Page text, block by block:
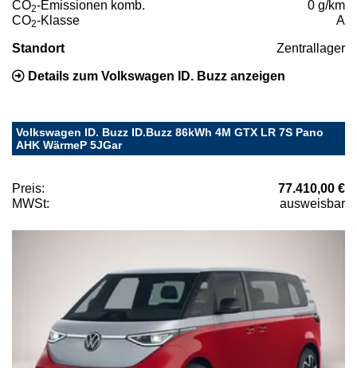
CO2-Emissionen komb.
0 g/km
CO2-Klasse A
Standort Zentrallager
Details zum Volkswagen ID. Buzz anzeigen
Volkswagen ID. Buzz ID.Buzz 86kWh 4M GTX LR 7S Pano
AHK WärmeP 5JGar
Preis:
77.410,00 €
MWSt:
ausweisbar